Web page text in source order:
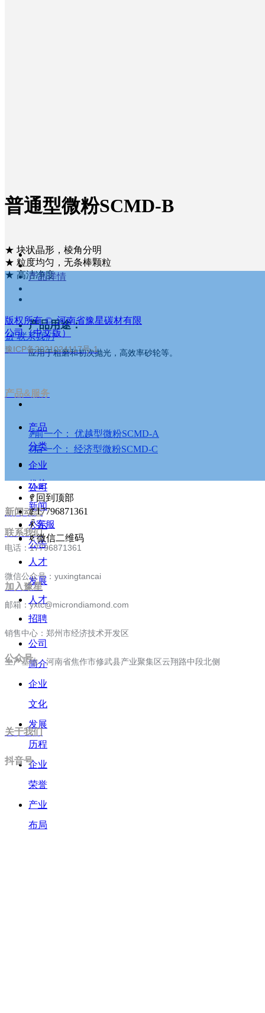
普通型微粉SCMD-B
★ 块状晶形，棱角分明
★ 粒度均匀，无条棒颗粒
★ 高洁净度
녒 联系我们
产品详情
产品用途：
应用于粗磨和初次抛光，高效率砂轮等。
ꄴ前一个：
优越型微粉SCMD-A
ꄲ后一个： 经济型微粉SCMD-C
版权所有 © 河南省豫星碳材有限
公司（中文版）
豫ICP备2021024117号-1
产品&服务
产品
分类
企业
优势
公司
新闻
公示
公告
新闻动态
人才
发展
人才
招聘
加入豫星
公司
简介
企业
文化
发展
历程
企业
荣誉
产业
布局
关于我们
联系我们
电话：17796871361
微信公众号：yuxingtancai
邮箱：yxtc@microndiamond.com
销售中心：郑州市经济技术开发区
生产基地：河南省焦作市修武县产业聚集区云翔路中段北侧
公众号
抖音号
ꁸ 回到顶部
ꂅ 17796871361
ꁗ 客服
ꀥ 微信二维码